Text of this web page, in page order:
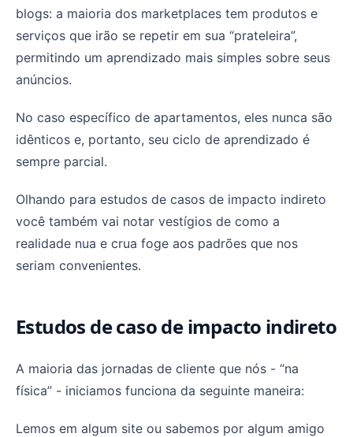
blogs: a maioria dos marketplaces tem produtos e
serviços que irão se repetir em sua “prateleira”,
permitindo um aprendizado mais simples sobre seus
anúncios.
No caso específico de apartamentos, eles nunca são
idênticos e, portanto, seu ciclo de aprendizado é
sempre parcial.
Olhando para estudos de casos de impacto indireto
você também vai notar vestígios de como a
realidade nua e crua foge aos padrões que nos
seriam convenientes.
Estudos de caso de impacto indireto
A maioria das jornadas de cliente que nós - “na
física” - iniciamos funciona da seguinte maneira:
Lemos em algum site ou sabemos por algum amigo